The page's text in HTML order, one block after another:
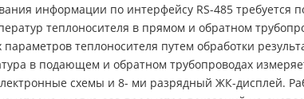
информации по интерфейсу RS-485 требуется
теплоносителя в прямом и обратном
теплоносителя путем обработки
в подающем и обратном трубопроводах
схемы и 8- ми разрядный ЖК-дисплей.